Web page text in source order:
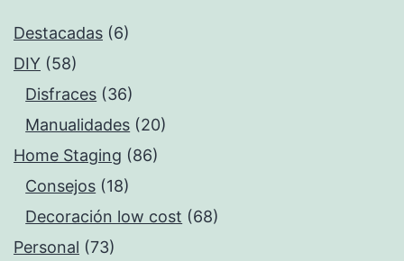
Destacadas (6)
DIY (58)
Disfraces (36)
Manualidades (20)
Home Staging (86)
Consejos (18)
Decoración low cost (68)
Personal (73)